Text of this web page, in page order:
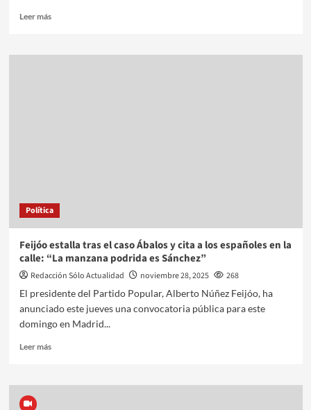
Leer más
Política
Feijóo estalla tras el caso Ábalos y cita a los españoles en la
calle: “La manzana podrida es Sánchez”
Redacción Sólo Actualidad noviembre 28, 2025
268
El presidente del Partido Popular, Alberto Núñez Feijóo, ha
anunciado este jueves una convocatoria pública para este
domingo en Madrid...
Leer más